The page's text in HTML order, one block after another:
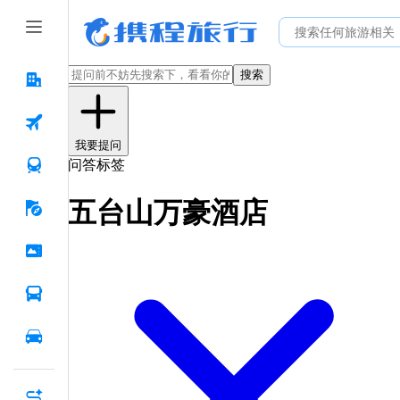
搜索
我要提问
问答标签
五台山万豪酒店